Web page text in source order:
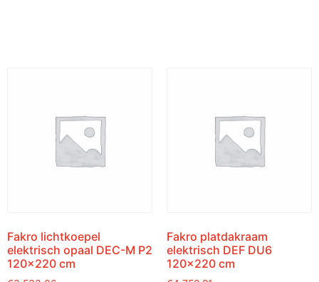
Fakro lichtkoepel
elektrisch opaal DEC-M P2
120×220 cm
Fakro platdakraam
elektrisch DEF DU6
120×220 cm